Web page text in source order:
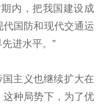
内，把我国建设成
国防和现代交通运
进水平。”
主义也继续扩大在
种局势下，为了优